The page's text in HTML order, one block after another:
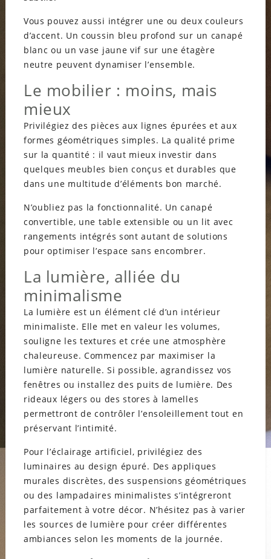
Vous pouvez aussi intégrer une ou deux couleurs
d’accent. Un coussin bleu profond sur un canapé
blanc ou un vase jaune vif sur une étagère
neutre peuvent dynamiser l’ensemble.
Le mobilier : moins, mais
mieux
Privilégiez des pièces aux lignes épurées et aux
formes géométriques simples. La qualité prime
sur la quantité : il vaut mieux investir dans
quelques meubles bien conçus et durables que
dans une multitude d’éléments bon marché.
N’oubliez pas la fonctionnalité. Un canapé
convertible, une table extensible ou un lit avec
rangements intégrés sont autant de solutions
pour optimiser l’espace sans encombrer.
La lumière, alliée du
minimalisme
La lumière est un élément clé d’un intérieur
minimaliste. Elle met en valeur les volumes,
souligne les textures et crée une atmosphère
chaleureuse. Commencez par maximiser la
lumière naturelle. Si possible, agrandissez vos
fenêtres ou installez des puits de lumière. Des
rideaux légers ou des stores à lamelles
permettront de contrôler l’ensoleillement tout en
préservant l’intimité.
Pour l’éclairage artificiel, privilégiez des
luminaires au design épuré. Des appliques
murales discrètes, des suspensions géométriques
ou des lampadaires minimalistes s’intégreront
parfaitement à votre décor. N’hésitez pas à varier
les sources de lumière pour créer différentes
ambiances selon les moments de la journée.